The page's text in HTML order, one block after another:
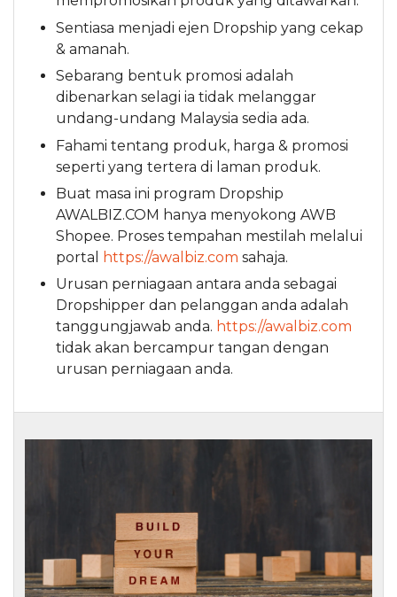
Sentiasa menjadi ejen Dropship yang cekap
& amanah.
Sebarang bentuk promosi adalah
dibenarkan selagi ia tidak melanggar
undang-undang Malaysia sedia ada.
Fahami tentang produk, harga & promosi
seperti yang tertera di laman produk.
Buat masa ini program Dropship
AWALBIZ.COM hanya menyokong AWB
Shopee. Proses tempahan mestilah melalui
portal
https://awalbiz.com sahaja.
Urusan perniagaan antara anda sebagai
Dropshipper dan pelanggan anda adalah
tanggungjawab anda. https://awalbiz.com
tidak akan bercampur tangan dengan
urusan perniagaan anda.